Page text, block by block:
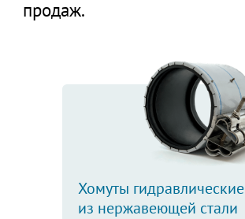
продаж.
Хомуты гидравлические
из нержавеющей стали